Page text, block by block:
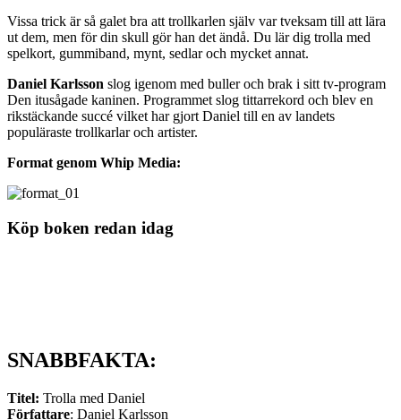
Vissa trick är så galet bra att trollkarlen själv var tveksam till att lära
ut dem, men för din skull gör han det ändå. Du lär dig trolla med
spelkort, gummiband, mynt, sedlar och mycket annat.
Daniel Karlsson slog igenom med buller och brak i sitt tv-program
Den itusågade kaninen. Programmet slog tittarrekord och blev en
rikstäckande succé vilket har gjort Daniel till en av landets
populäraste trollkarlar och artister.
Format genom Whip Media:
Köp boken redan idag
SNABBFAKTA:
Titel: Trolla med Daniel
Författare: Daniel Karlsson